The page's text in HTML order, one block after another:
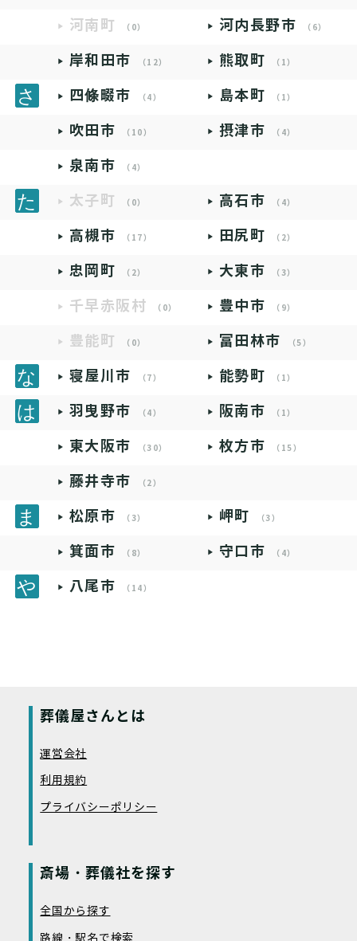
河南町 （0） 河内長野市 （6）
岸和田市 （12） 熊取町 （1）
四條畷市 （4） 島本町 （1）
吹田市 （10） 摂津市 （4）
泉南市 （4）
太子町 （0） 高石市 （4）
高槻市 （17） 田尻町 （2）
忠岡町 （2） 大東市 （3）
千早赤阪村 （0） 豊中市 （9）
豊能町 （0） 富田林市 （5）
寝屋川市 （7） 能勢町 （1）
羽曳野市 （4） 阪南市 （1）
東大阪市 （30） 枚方市 （15）
藤井寺市 （2）
松原市 （3） 岬町 （3）
箕面市 （8） 守口市 （4）
八尾市 （14）
葬儀屋さんとは
運営会社
利用規約
プライバシーポリシー
斎場・葬儀社を探す
全国から探す
路線・駅名で検索